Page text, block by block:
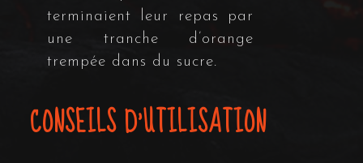
terminaient leur repas par
une tranche d’orange
trempée dans du sucre.
CONSEILS D'UTILISATION